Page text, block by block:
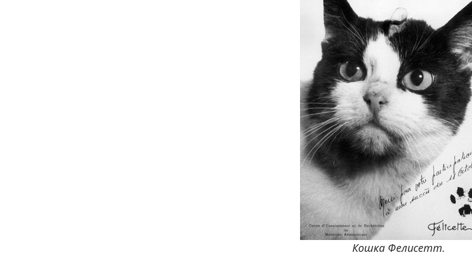
Кошка Фелисетт.